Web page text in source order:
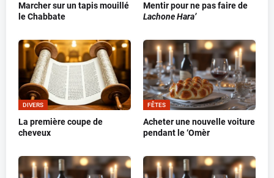
Marcher sur un tapis mouillé
le Chabbate
Mentir pour ne pas faire de
Lachone Hara’
DIVERS
La première coupe de
cheveux
FÊTES
Acheter une nouvelle voiture
pendant le ‘Omèr